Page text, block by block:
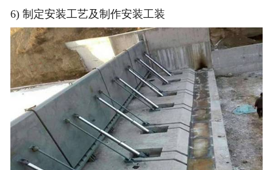
6) 制定安装工艺及制作安装工装